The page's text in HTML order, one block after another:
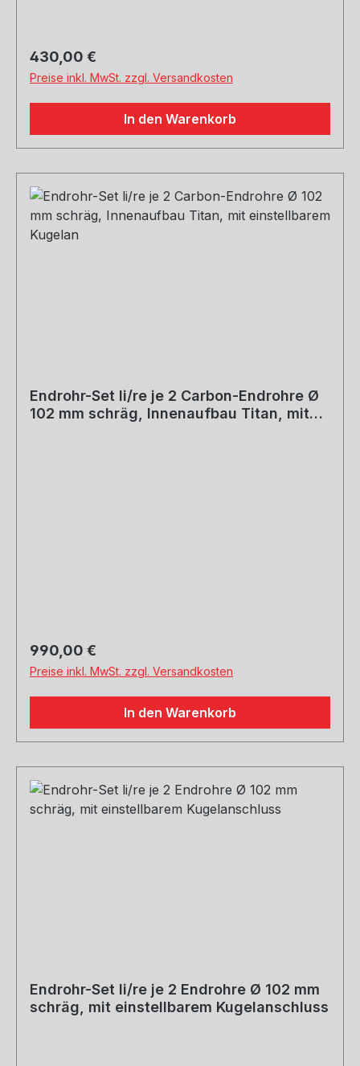
Regulärer Preis:
430,00 €
Preise inkl. MwSt. zzgl. Versandkosten
In den Warenkorb
Endrohr-Set li/re je 2 Carbon-Endrohre Ø
102 mm schräg, Innenaufbau Titan, mit
Regulärer Preis:
990,00 €
Preise inkl. MwSt. zzgl. Versandkosten
In den Warenkorb
Endrohr-Set li/re je 2 Endrohre Ø 102 mm
schräg, mit einstellbarem Kugelanschluss